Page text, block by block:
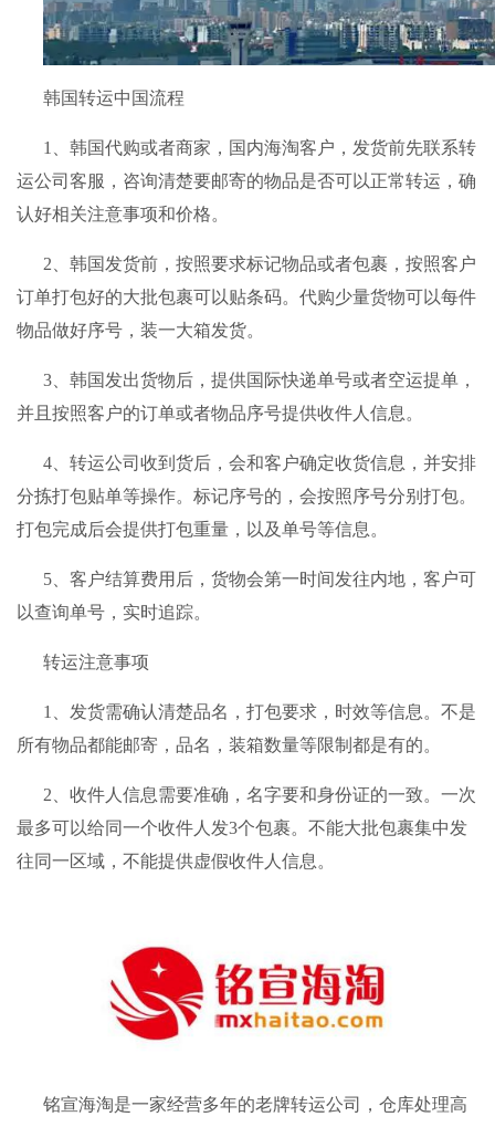
韩国转运中国流程
1、韩国代购或者商家，国内海淘客户，发货前先联系转
运公司 客服，咨询清楚要邮寄的物品是否可以正常转运，确
认好相关注意事项和价格。
2、韩国发货前，按照要求标记物品或者包裹，按照客户
订单打包好的大批包裹可以贴条码。代购少量货物可以每件
物品做好序号，装一大箱发货。
3、韩国发出货物后，提供国际快递单号或者空运提单，
并且按照客户的订单或者物品序号提供收件人信息。
4、 转运公司 收到货后，会和客户确定收货信息，并安排
分拣打包贴单等操作。标记序号的，会按照序号分别打包。
打包完成后会提供打包重量，以及单号等信息。
5、客户结算费用后，货物会第一时间发往内地，客户可
以查询单号，实时追踪。
转运注意事项
1、发货需确认清楚品名，打包要求，时效等信息。不是
所有物品都能邮寄，品名，装箱数量等限制都是有的。
2、收件人信息需要准确，名字要和身份证的一致。一次
最多可以给同一个收件人发3个包裹。不能大批包裹集中发
往同一区域，不能提供虚假收件人信息。
铭宣海淘是一家经营多年的老牌转运公司，仓库处理高